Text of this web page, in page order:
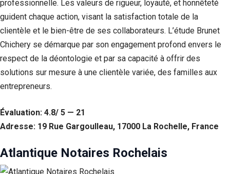
professionnelle. Les valeurs de rigueur, loyauté, et honnêteté
guident chaque action, visant la satisfaction totale de la
clientèle et le bien-être de ses collaborateurs. L’étude Brunet
Chichery se démarque par son engagement profond envers le
respect de la déontologie et par sa capacité à offrir des
solutions sur mesure à une clientèle variée, des familles aux
entrepreneurs.
Évaluation: 4.8/ 5 — 21
Adresse: 19 Rue Gargoulleau, 17000 La Rochelle, France
Atlantique Notaires Rochelais